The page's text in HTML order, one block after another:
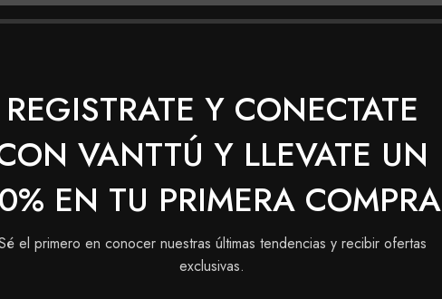
REGISTRATE Y CONECTATE
VANTTÚ Y LLEVATE UN
EN TU PRIMERA COMPRA
el primero en conocer nuestras últimas tendencias y recibir ofertas
exclusivas.
intensos
Pro-Age con Siliamina y Colágeno